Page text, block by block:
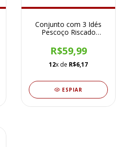
Conjunto com 3 Idés
Pescoço Riscado
R$59,99
12x de R$6,17
ESPIAR